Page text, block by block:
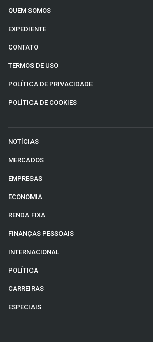
QUEM SOMOS
EXPEDIENTE
CONTATO
TERMOS DE USO
POLÍTICA DE PRIVACIDADE
POLÍTICA DE COOKIES
NOTÍCIAS
MERCADOS
EMPRESAS
ECONOMIA
RENDA FIXA
FINANÇAS PESSOAIS
INTERNACIONAL
POLÍTICA
CARREIRAS
ESPECIAIS